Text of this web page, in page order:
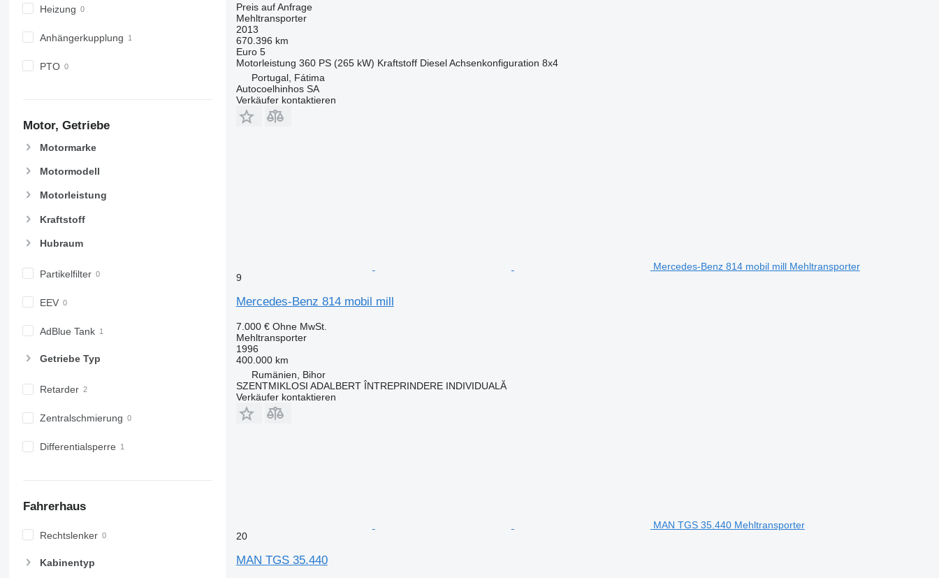
Heizung
Anhängerkupplung
PTO
Motor, Getriebe
Motormarke
Motormodell
Motorleistung
Kraftstoff
Hubraum
Partikelfilter
EEV
AdBlue Tank
Getriebe Typ
Retarder
Zentralschmierung
Differentialsperre
Fahrerhaus
Rechtslenker
Kabinentyp
Preis auf Anfrage
Mehltransporter
2013
670.396 km
Euro 5
Motorleistung 360 PS (265 kW) Kraftstoff Diesel Achsenkonfiguration 8x4
Portugal, Fátima
Autocoelhinhos SA
Verkäufer kontaktieren
Mercedes-Benz 814 mobil mill Mehltransporter
9
Mercedes-Benz 814 mobil mill
7.000 € Ohne MwSt.
Mehltransporter
1996
400.000 km
Rumänien, Bihor
SZENTMIKLOSI ADALBERT ÎNTREPRINDERE INDIVIDUALĂ
Verkäufer kontaktieren
MAN TGS 35.440 Mehltransporter
20
MAN TGS 35.440